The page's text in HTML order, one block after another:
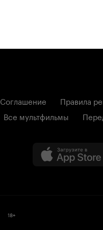
Соглашение Правила
Все мультфильмы
18+